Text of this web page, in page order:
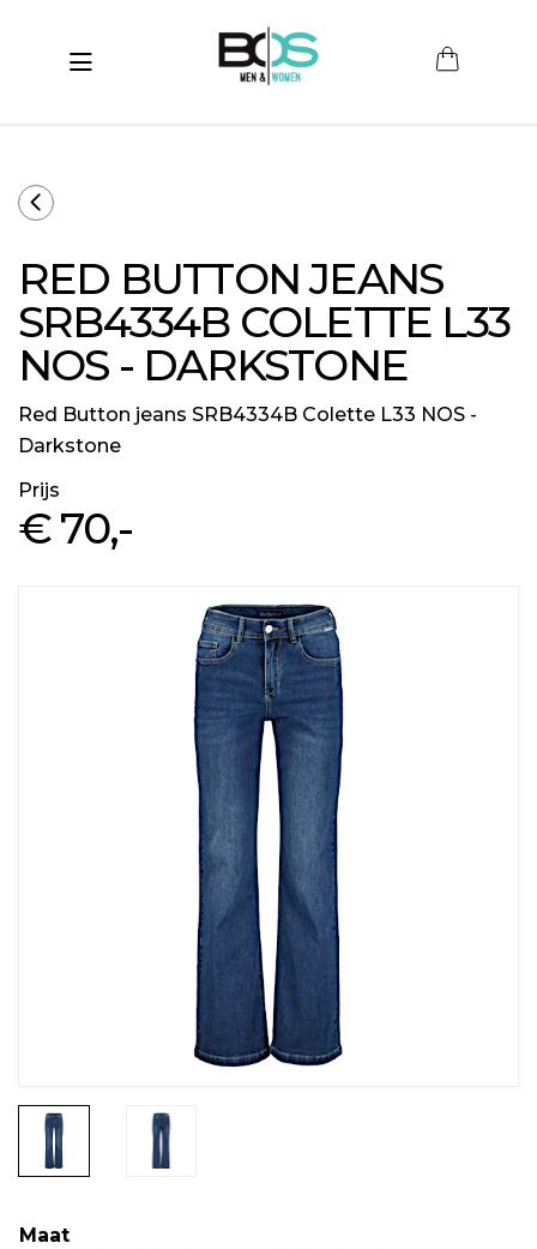
(Men)
(Sale)
Toggle navigation
RED BUTTON JEANS
SRB4334B COLETTE L33
NOS - DARKSTONE
Red Button jeans SRB4334B Colette L33 NOS -
Darkstone
Prijs
€ 70,-
Maat